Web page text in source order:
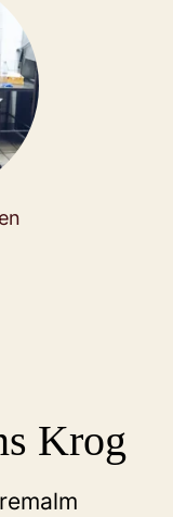
Krog